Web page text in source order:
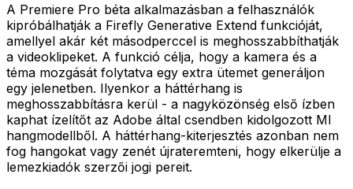
A Premiere Pro béta alkalmazásban a felhasználók
kipróbálhatják a Firefly Generative Extend funkcióját,
amellyel akár két másodperccel is meghosszabbíthatják
a videoklipeket. A funkció célja, hogy a kamera és a
téma mozgását folytatva egy extra ütemet generáljon
egy jelenetben. Ilyenkor a háttérhang is
meghosszabbításra kerül - a nagyközönség első ízben
kaphat ízelítőt az Adobe által csendben kidolgozott MI
hangmodellből. A háttérhang-kiterjesztés azonban nem
fog hangokat vagy zenét újrateremteni, hogy elkerülje a
lemezkiadók szerzői jogi pereit.